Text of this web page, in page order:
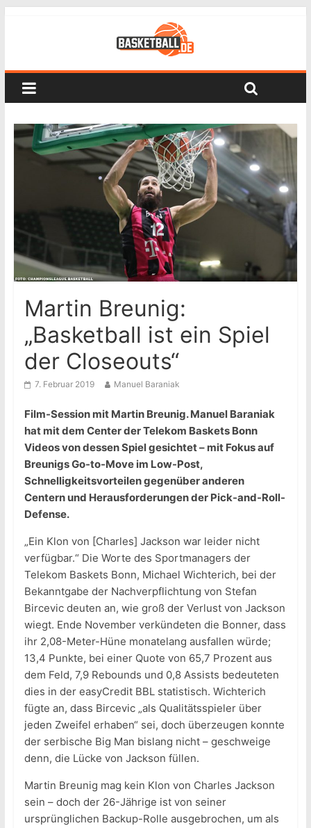
Martin Breunig:
„Basketball ist ein Spiel
der Closeouts“
7. Februar 2019 Manuel Baraniak
Film-Session mit Martin Breunig. Manuel Baraniak
hat mit dem Center der Telekom Baskets Bonn
Videos von dessen Spiel gesichtet – mit Fokus auf
Breunigs Go-to-Move im Low-Post,
Schnelligkeitsvorteilen gegenüber anderen
Centern und Herausforderungen der Pick-and-Roll-
Defense.
„Ein Klon von [Charles] Jackson war leider nicht
verfügbar.“ Die Worte des Sportmanagers der
Telekom Baskets Bonn, Michael Wichterich, bei der
Bekanntgabe der Nachverpflichtung von Stefan
Bircevic deuten an, wie groß der Verlust von Jackson
wiegt. Ende November verkündeten die Bonner, dass
ihr 2,08-Meter-Hüne monatelang ausfallen würde;
13,4 Punkte, bei einer Quote von 65,7 Prozent aus
dem Feld, 7,9 Rebounds und 0,8 Assists bedeuteten
dies in der easyCredit BBL statistisch. Wichterich
fügte an, dass Bircevic „als Qualitätsspieler über
jeden Zweifel erhaben“ sei, doch überzeugen konnte
der serbische Big Man bislang nicht – geschweige
denn, die Lücke von Jackson füllen.
Martin Breunig mag kein Klon von Charles Jackson
sein – doch der 26-Jährige ist von seiner
ursprünglichen Backup-Rolle ausgebrochen, um als